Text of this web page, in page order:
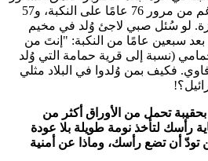
لديّ بـ"غزّاوي"تي، على الرغم من مرور 76 عامًا على النكبة، و57
لو سُئل صبي لاجئ وُلد في مخيم
بعد سبعين عامًا من النكبة: "إنتَ من
(نسبة إلى قرية حمامة التي وُلد
فكيف بمن وُلدوا في البلاد مثلي
تحمل من الأوراق أكثر من
رأسك لتأخذ نومة طويلة بلا عودة
تودّ أن تضع رأسك، وماذا عن أمنية